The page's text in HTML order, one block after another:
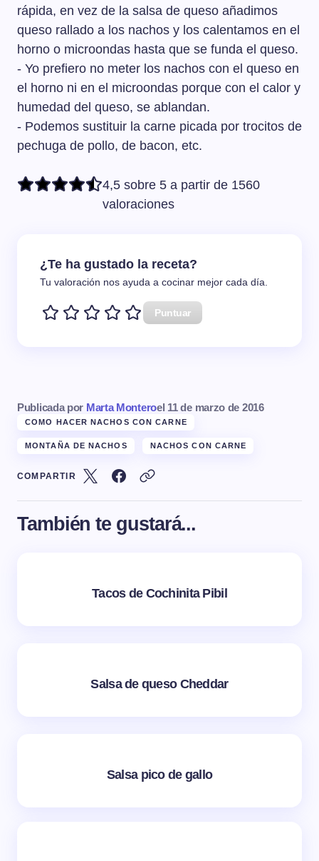
rápida, en vez de la salsa de queso añadimos
queso rallado a los nachos y los calentamos en el
horno o microondas hasta que se funda el queso.
- Yo prefiero no meter los nachos con el queso en
el horno ni en el microondas porque con el calor y
humedad del queso, se ablandan.
- Podemos sustituir la carne picada por trocitos de
pechuga de pollo, de bacon, etc.
4,5 sobre 5 a partir de 1560
valoraciones
¿Te ha gustado la receta?
Tu valoración nos ayuda a cocinar mejor cada día.
Puntuar
Publicada por Marta Monteroel 11 de marzo de 2016
COMO HACER NACHOS CON CARNE
MONTAÑA DE NACHOS NACHOS CON CARNE
COMPARTIR
También te gustará...
Tacos de Cochinita Pibil
Salsa de queso Cheddar
Salsa pico de gallo